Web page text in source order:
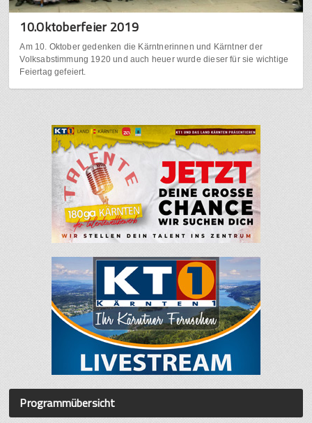
10.Oktoberfeier 2019
Am 10. Oktober gedenken die Kärntnerinnen und Kärntner der
Volksabstimmung 1920 und auch heuer wurde dieser für sie wichtige
Feiertag gefeiert.
Programmübersicht